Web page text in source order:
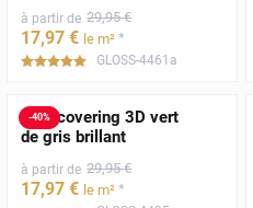
à partir de 29,95 €
17,97 € le m² *
*****
GLOSS-4461a
-40%
Film covering 3D vert
de gris brillant
à partir de 29,95 €
17,97 € le m² *